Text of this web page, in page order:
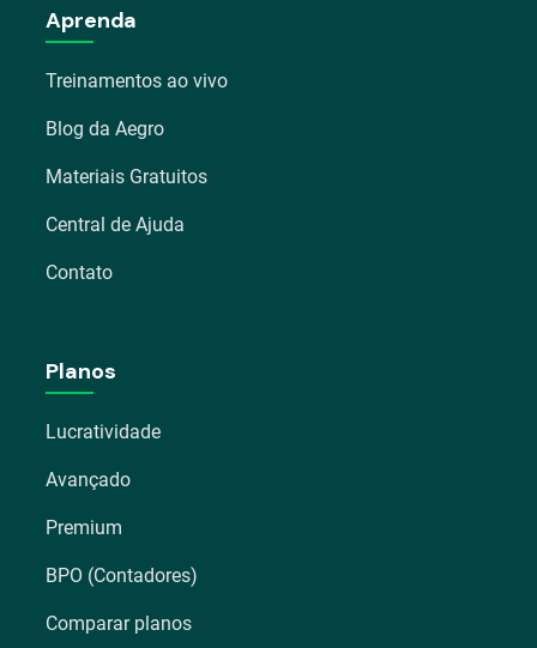
Aprenda
Treinamentos ao vivo
Blog da Aegro
Materiais Gratuitos
Central de Ajuda
Contato
Planos
Lucratividade
Avançado
Premium
BPO (Contadores)
Comparar planos